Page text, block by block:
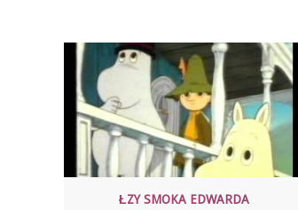
ŁZY SMOKA EDWARDA